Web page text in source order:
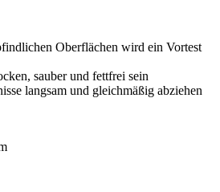
Oberflächen wird ein Vortest
sauber und fettfrei sein
langsam und gleichmäßig abziehen